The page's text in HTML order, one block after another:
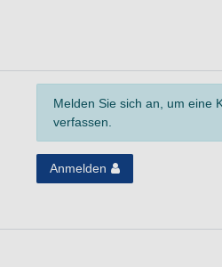
Melden Sie sich an, um eine
verfassen.
Anmelden